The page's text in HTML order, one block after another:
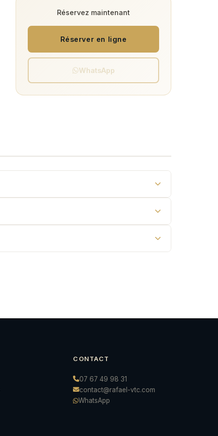
Réservez maintenant
Réserver en ligne
WhatsApp
CONTACT
07 67 49 98 31
contact@rafael-vtc.com
WhatsApp